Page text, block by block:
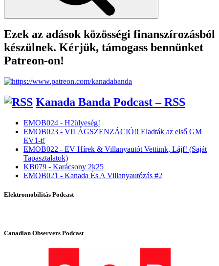
Ezek az adások közösségi finanszírozásból
készülnek. Kérjük, támogass bennünket
Patreon-on!
Kanada Banda Podcast – RSS
EMOB024 - H2ülyeség!
EMOB023 - VILÁGSZENZÁCIÓ!! Eladták az első GM
EV1-t!
EMOB022 - EV Hírek & Villanyautót Vettünk, Lájf! (Saját
Tapasztalatok)
KB079 - Karácsony 2k25
EMOB021 - Kanada És A Villanyautózás #2
Elektromobilitás Podcast
Canadian Observers Podcast